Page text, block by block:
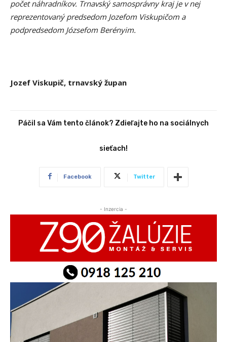
počet náhradníkov. Trnavský samosprávny kraj je v nej
reprezentovaný predsedom Jozefom Viskupičom a
podpredsedom Józsefom Berényim.
Jozef Viskupič, trnavský župan
Páčil sa Vám tento článok? Zdieľajte ho na sociálnych
sieťach!
Facebook Twitter
- Inzercia -